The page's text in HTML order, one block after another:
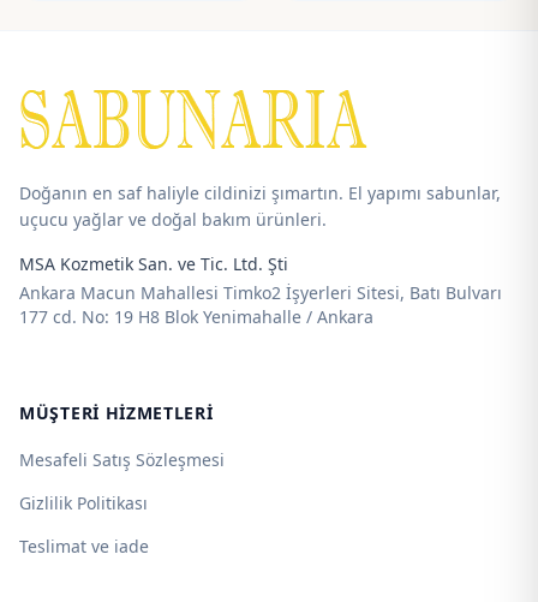
Doğanın en saf haliyle cildinizi şımartın. El yapımı sabunlar,
uçucu yağlar ve doğal bakım ürünleri.
MSA Kozmetik San. ve Tic. Ltd. Şti
Ankara Macun Mahallesi Timko2 İşyerleri Sitesi, Batı Bulvarı
177 cd. No: 19 H8 Blok Yenimahalle / Ankara
MÜŞTERI HIZMETLERI
Mesafeli Satış Sözleşmesi
Gizlilik Politikası
Teslimat ve iade